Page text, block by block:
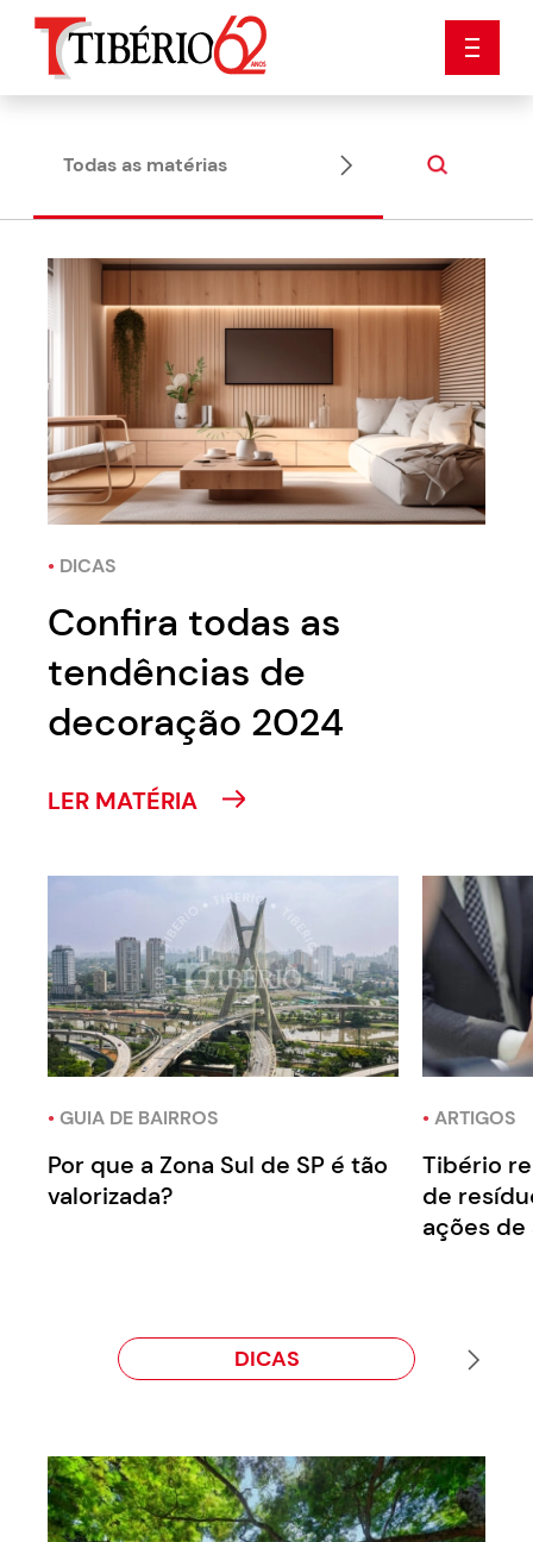
Todas as matérias Dicas
• DICAS
Confira todas as
tendências de
decoração 2024
LER MATÉRIA
• GUIA DE BAIRROS
Por que a Zona Sul de SP é tão
valorizada?
• ARTIGOS
Tibério
de
ações
DICAS